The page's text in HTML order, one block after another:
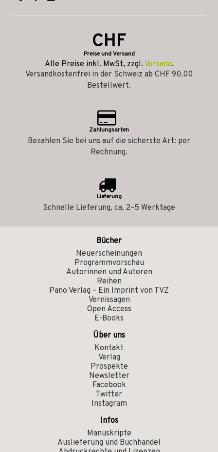
CHF
Preise und Versand
Alle Preise inkl. MwSt, zzgl. Versand.
Versandkostenfrei in der Schweiz ab CHF 90.00
Bestellwert.
Zahlungsarten
Bezahlen Sie bei uns auf die sicherste Art: per
Rechnung.
Lieferung
Schnelle Lieferung, ca. 2–5 Werktage
Bücher
Neuerscheinungen
Programmvorschau
Autorinnen und Autoren
Reihen
Pano Verlag – Ein Imprint von TVZ
Vernissagen
Open Access
E-Books
Über uns
Kontakt
Verlag
Prospekte
Newsletter
Facebook
Twitter
Instagram
Infos
Manuskripte
Auslieferung und Buchhandel